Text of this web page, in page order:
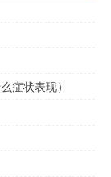
症状表现）